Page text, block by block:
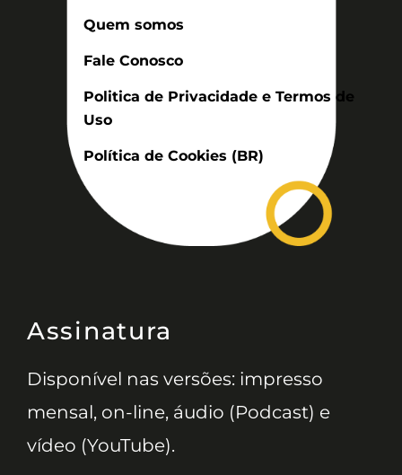
Quem somos
Fale Conosco
Politica de Privacidade e Termos de
Uso
Política de Cookies (BR)
Assinatura
Disponível nas versões: impresso
mensal, on-line, áudio (Podcast) e
vídeo (YouTube).